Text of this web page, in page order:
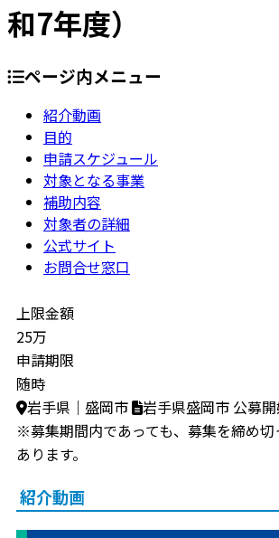
和7年度）
ページ内メニュー
紹介動画
目的
申請スケジュール
対象となる事業
補助内容
対象者の詳細
公式サイト
お問合せ窓口
上限金額
25万
申請期限
随時
岩手県｜盛岡市
岩手県盛岡市 公募
※募集期間内であっても、募集を締め切
あります。
紹介動画